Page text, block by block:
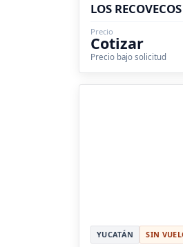
LOS
Precio
Cotizar
Precio bajo solicitud
YUCATÁN SIN